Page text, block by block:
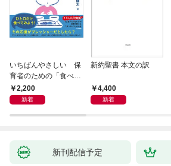
いちばんやさしい 保
育者のための「食べな
い子」サポートＢＯＯ
Ｋ 偏食・少食のお悩
2,200
新着
新約聖書 本文の訳
4,400
新着
新刊配信予定